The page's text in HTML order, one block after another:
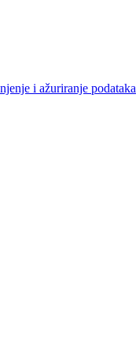
i ažuriranje podataka